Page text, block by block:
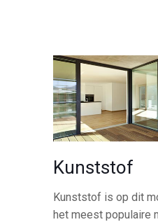
Kunststof
Kunststof is op dit
het meest populaire